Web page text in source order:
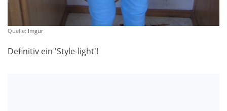
Quelle: Imgur
Definitiv ein 'Style-light'!